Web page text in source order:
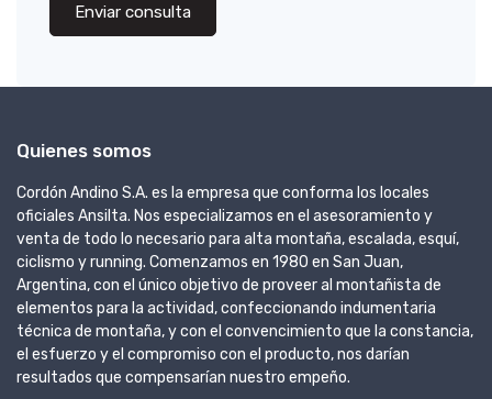
Enviar consulta
Quienes somos
Cordón Andino S.A. es la empresa que conforma los locales
oficiales Ansilta. Nos especializamos en el asesoramiento y
venta de todo lo necesario para alta montaña, escalada, esquí,
ciclismo y running. Comenzamos en 1980 en San Juan,
Argentina, con el único objetivo de proveer al montañista de
elementos para la actividad, confeccionando indumentaria
técnica de montaña, y con el convencimiento que la constancia,
el esfuerzo y el compromiso con el producto, nos darían
resultados que compensarían nuestro empeño.